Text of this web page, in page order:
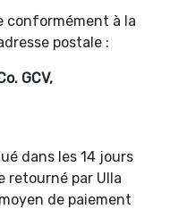
conformément à la
postale :
GCV,
dans les 14 jours
retourné par Ulla
de paiement